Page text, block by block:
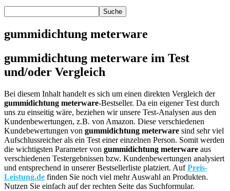
gummidichtung meterware
gummidichtung meterware im Test
und/oder Vergleich
Bei diesem Inhalt handelt es sich um einen direkten Vergleich der
gummidichtung meterware-Bestseller. Da ein eigener Test durch
uns zu einseitig wäre, beziehen wir unsere Test-Analysen aus den
Kundenbewertungen, z.B. von Amazon. Diese verschiedenen
Kundebewertungen von gummidichtung meterware sind sehr viel
Aufschlussreicher als ein Test einer einzelnen Person. Somit werden
die wichtigsten Parameter von gummidichtung meterware aus
verschiedenen Testergebnissen bzw. Kundenbewertungen analysiert
und entsprechend in unserer Bestsellerliste platziert. AufPreis-
Leistung.de finden Sie noch viel mehr Auswahl an Produkten.
Nutzen Sie einfach auf der rechten Seite das Suchformular.